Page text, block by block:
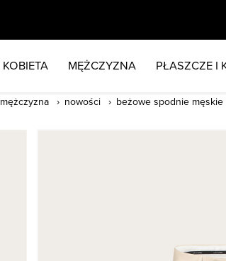
KOBIETA MĘŻCZYZNA PŁASZCZE I
mężczyzna nowości beżowe spodnie